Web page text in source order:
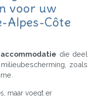
voor uw
Alpes-Côte
die deel
zoals
maar voegt er